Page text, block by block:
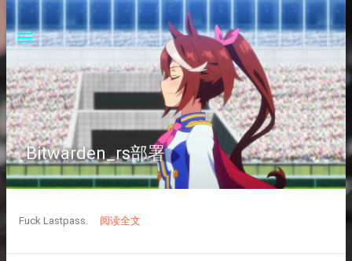
Bitwarden_rs部署
Fuck Lastpass. 阅读全文